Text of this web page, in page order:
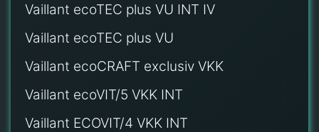
Vaillant ecoTEC plus VU INT IV
Vaillant ecoTEC plus VU
Vaillant ecoCRAFT exclusiv VKK
Vaillant ecoVIT/5 VKK INT
Vaillant ECOVIT/4 VKK INT